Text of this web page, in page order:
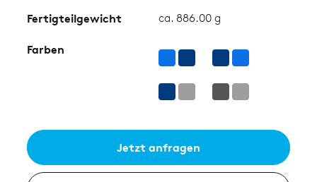
Fertigteilgewicht ca. 886.00 g
Farben
Jetzt anfragen